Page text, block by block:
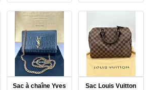
Sac à chaîne Yves
Sac Louis Vuitton